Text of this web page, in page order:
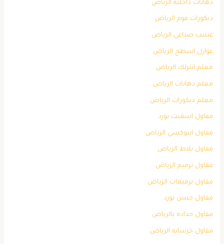
دهانات داخلية الرياض
ديكورات فوم الرياض
عشب صناعي الرياض
عوازل اسطح الرياض
معلم انترلك الرياض
معلم دهانات الرياض
معلم ديكورات الرياض
مقاول اسمنت بورد
مقاول ايبوكسي الرياض
مقاول بلاط الرياض
مقاول ترميم الرياض
مقاول ترميمات الرياض
مقاول جبس بورد
مقاول حداده بالرياض
مقاول خرسانه الرياض